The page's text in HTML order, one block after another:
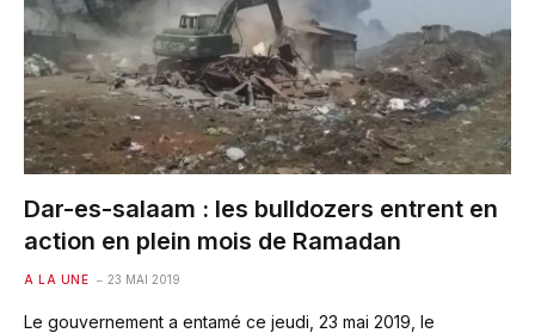
Dar-es-salaam : les bulldozers entrent en
action en plein mois de Ramadan
A LA UNE 23 MAI 2019
Le gouvernement a entamé ce jeudi, 23 mai 2019, le